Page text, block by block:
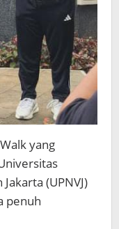
yang
(UPNVJ)
penuh